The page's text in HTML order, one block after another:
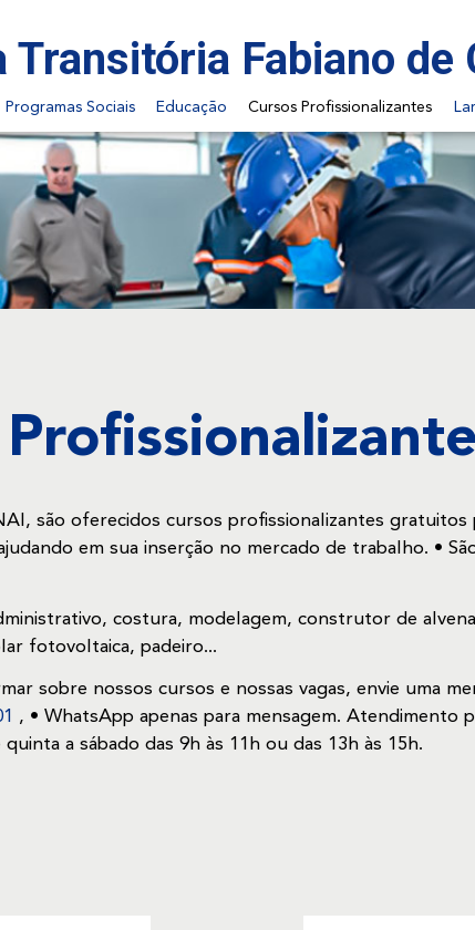
Transitória Fabiano de
Programas Sociais Educação Cursos Profissionalizantes
são oferecidos cursos profissionalizantes gratuitos
em sua inserção no mercado de trabalho. •
costura, modelagem, construtor de
fotovoltaica, padeiro...
sobre nossos cursos e nossas vagas, envie uma
, • WhatsApp apenas para mensagem. Atendimento
a sábado das 9h às 11h ou das 13h às 15h.